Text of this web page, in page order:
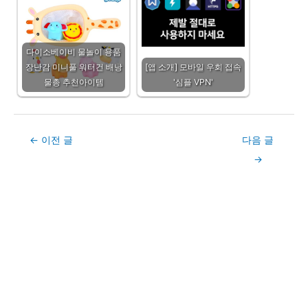
다이소베이비 물놀이 용품
장난감 미니풀 워터건 배낭
물총 추천아이템
[앱 소개] 모바일 우회 접속
'심플 VPN'
Post← 이전 글
다음 글
→